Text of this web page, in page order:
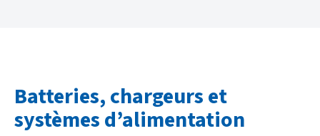
Batteries, chargeurs et
systèmes d’alimentation